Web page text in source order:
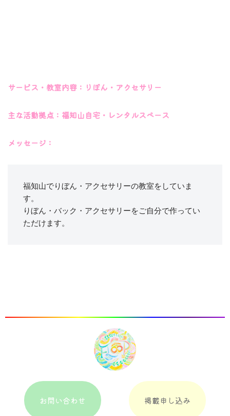
サービス・教室内容：りぼん・アクセサリー
主な活動拠点：福知山自宅・レンタルスペース
メッセージ：
福知山でりぼん・アクセサリーの教室をしていま
す。
りぼん・バック・アクセサリーをご自分で作ってい
お問い合わせ 掲載申し込み